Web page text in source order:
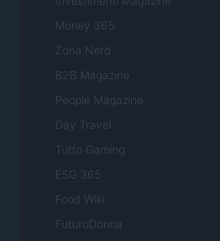
Money 365
Zona Nerd
B2B Magazine
People Magazine
Day Travel
Tutto Gaming
ESG 365
Food Wiki
FuturoDonna